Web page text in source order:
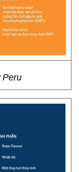
Peru